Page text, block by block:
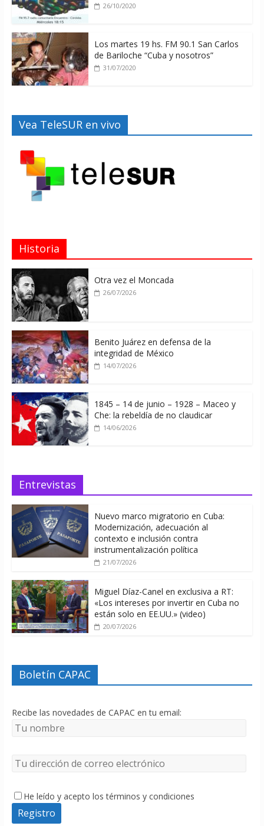
26/10/2020
Los martes 19 hs. FM 90.1 San Carlos
de Bariloche “Cuba y nosotros”
31/07/2020
Vea TeleSUR en vivo
Historia
Otra vez el Moncada
26/07/2026
Benito Juárez en defensa de la
integridad de México
14/07/2026
1845 – 14 de junio – 1928 – Maceo y
Che: la rebeldía de no claudicar
14/06/2026
Entrevistas
Nuevo marco migratorio en Cuba:
Modernización, adecuación al
contexto e inclusión contra
instrumentalización política
21/07/2026
Miguel Díaz-Canel en exclusiva a RT:
«Los intereses por invertir en Cuba no
están solo en EE.UU.» (video)
20/07/2026
Boletín CAPAC
Recibe las novedades de CAPAC en tu email:
He leído y acepto los términos y condiciones